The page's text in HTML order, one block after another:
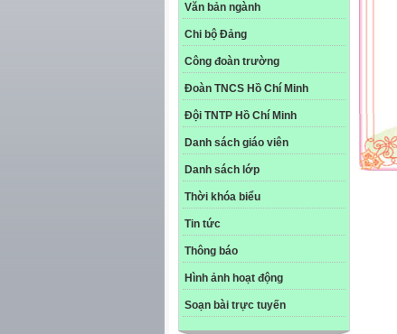
Văn bản ngành
Chi bộ Đảng
Công đoàn trường
Đoàn TNCS Hồ Chí Minh
Đội TNTP Hồ Chí Minh
Danh sách giáo viên
Danh sách lớp
Thời khóa biểu
Tin tức
Thông báo
Hình ảnh hoạt động
Soạn bài trực tuyến